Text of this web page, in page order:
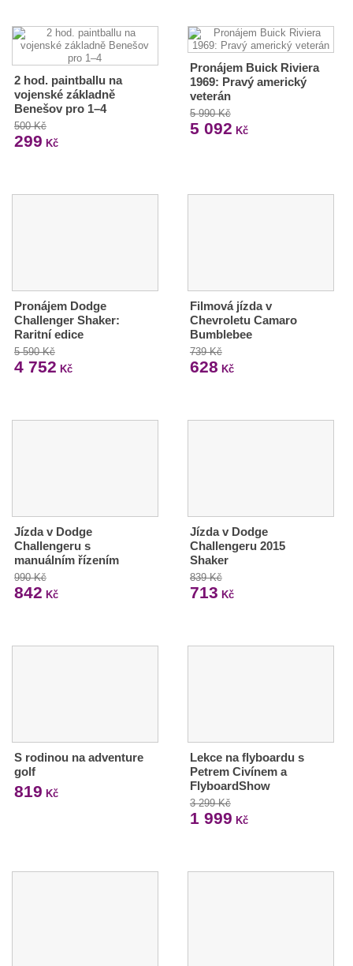
2 hod. paintballu na
vojenské základně
Benešov pro 1–4
500 Kč
299 Kč
Pronájem Buick Riviera
1969: Pravý americký
veterán
5 990 Kč
5 092 Kč
Pronájem Dodge
Challenger Shaker:
Raritní edice
5 590 Kč
4 752 Kč
Filmová jízda v
Chevroletu Camaro
Bumblebee
739 Kč
628 Kč
Jízda v Dodge
Challengeru s
manuálním řízením
990 Kč
842 Kč
Jízda v Dodge
Challengeru 2015
Shaker
839 Kč
713 Kč
S rodinou na adventure
golf
819 Kč
Lekce na flyboardu s
Petrem Civínem a
FlyboardShow
3 299 Kč
1 999 Kč